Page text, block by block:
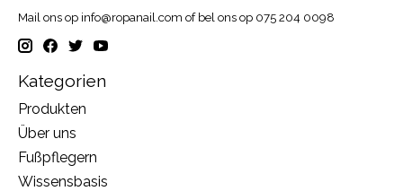
Mail ons op info@ropanail.com of bel ons op 075 204 0098
Kategorien
Produkten
Über uns
Fußpflegern
Wissensbasis